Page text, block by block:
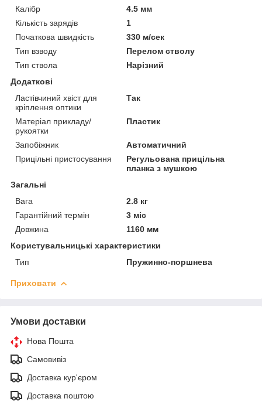
Калібр
4.5 мм
Кількість зарядів
1
Початкова швидкість
330 м/сек
Тип взводу
Перелом стволу
Тип ствола
Нарізний
Додаткові
Ластівчиний хвіст для
кріплення оптики
Так
Матеріал прикладу/
рукоятки
Пластик
Запобіжник
Автоматичний
Прицільні пристосування
Регульована прицільна
планка з мушкою
Загальні
Вага
2.8 кг
Гарантійний термін
3 міс
Довжина
1160 мм
Користувальницькі характеристики
Тип
Пружинно-поршнева
Приховати
Умови доставки
Нова Пошта
Самовивіз
Доставка кур'єром
Доставка поштою